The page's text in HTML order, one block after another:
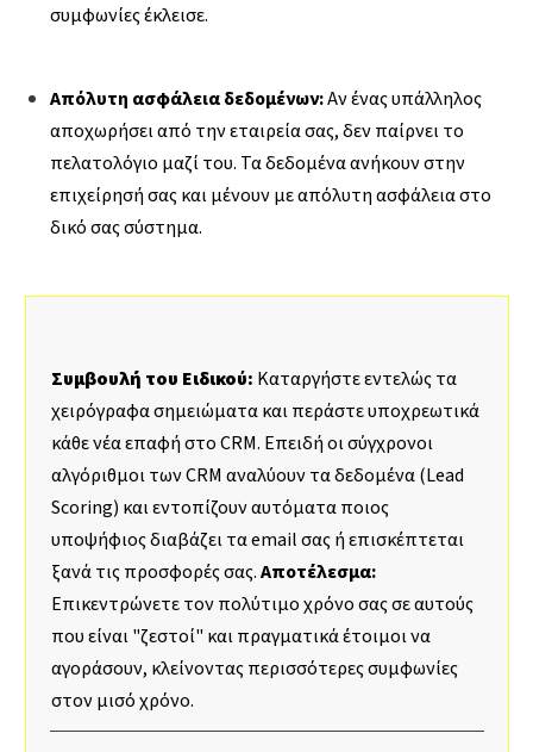
συμφωνίες έκλεισε.
Απόλυτη ασφάλεια δεδομένων:Αν ένας υπάλληλος
αποχωρήσει από την εταιρεία σας, δεν παίρνει το
πελατολόγιο μαζί του. Τα δεδομένα ανήκουν στην
επιχείρησή σας και μένουν με απόλυτη ασφάλεια στο
δικό σας σύστημα.
Συμβουλή του Ειδικού: Καταργήστε εντελώς τα
χειρόγραφα σημειώματα και περάστε υποχρεωτικά
κάθε νέα επαφή στο CRM. Επειδή οι σύγχρονοι
αλγόριθμοι των CRM αναλύουν τα δεδομένα (Lead
Scoring) και εντοπίζουν αυτόματα ποιος
υποψήφιος διαβάζει τα email σας ή επισκέπτεται
ξανά τις προσφορές σας.Αποτέλεσμα:
Επικεντρώνετε τον πολύτιμο χρόνο σας σε αυτούς
που είναι "ζεστοί" και πραγματικά έτοιμοι να
αγοράσουν, κλείνοντας περισσότερες συμφωνίες
στον μισό χρόνο.